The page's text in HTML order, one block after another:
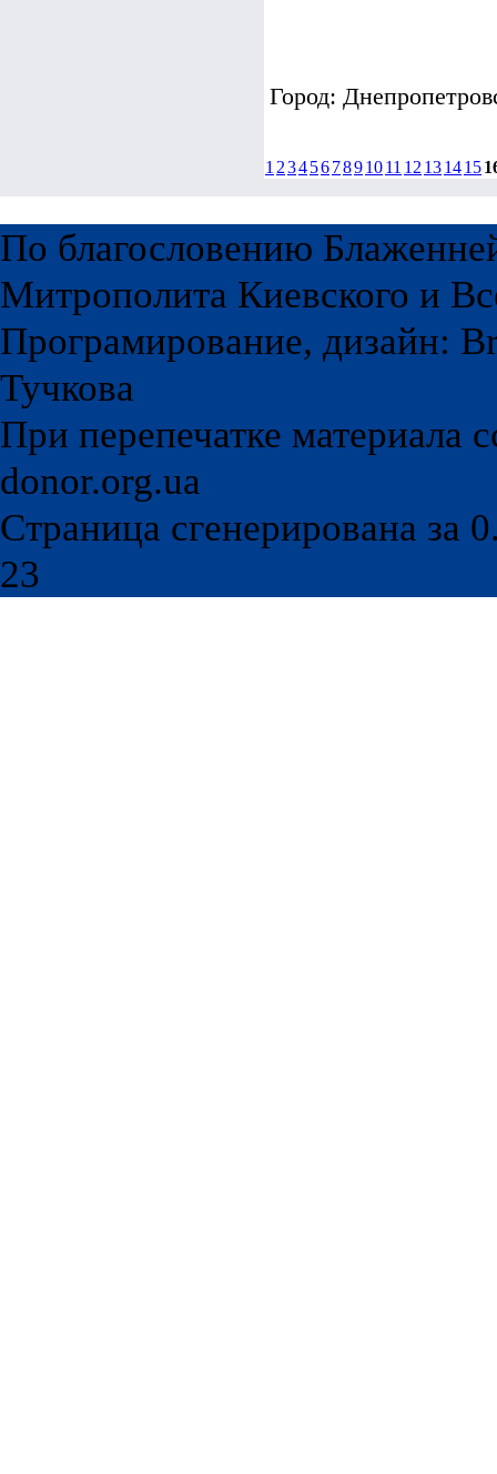
Город:
1 234567891011 12 131415
По благословению
Митрополита Киевского и
Програмирование, дизайн:
Тучкова
При перепечатке материала
donor.org.ua
Страница сгенерирована за
23